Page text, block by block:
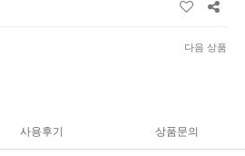
다음 상품
사용후기 상품문의